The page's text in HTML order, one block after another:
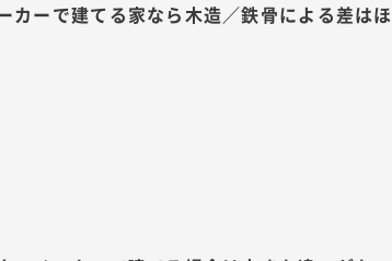
カーで建てる家なら木造／鉄骨による差はほ